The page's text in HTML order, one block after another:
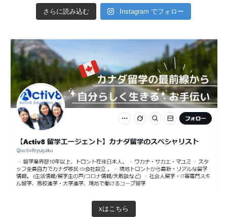
さらに読み込む Instagram でフォロー
xはこちら